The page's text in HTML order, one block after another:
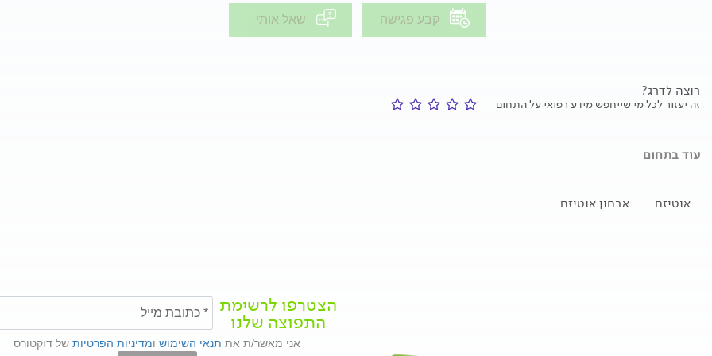
קבע פגישה שאל אותי
רוצה לדרג?
זה יעזור לכל מי שייחפש מידע רפואי על התחום
עוד בתחום
אוטיזם אבחון אוטיזם
הצטרפו לרשימת
התפוצה שלנו
אני מאשר/ת את תנאי השימוש ומדיניות הפרטיות של דוקטורס